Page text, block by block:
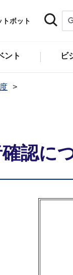
トボット
ント ビ
認に